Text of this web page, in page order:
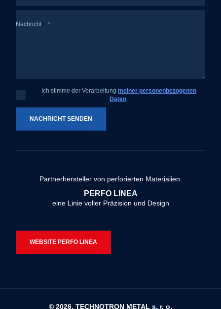
Nachricht *
stimme
der
Verarbeitungmeiner
Daten.
Ich stimme der Verarbeitung meiner personenbezogenen
Daten.
NACHRICHT SENDEN
nicht
werden
Partnerhersteller von perforierten Materialien.
PERFO LINEA
eine Linie voller Präzision und Design
WEBSITE PERFO LINEA
© 2026, TECHNOTRON METAL s. r. o.